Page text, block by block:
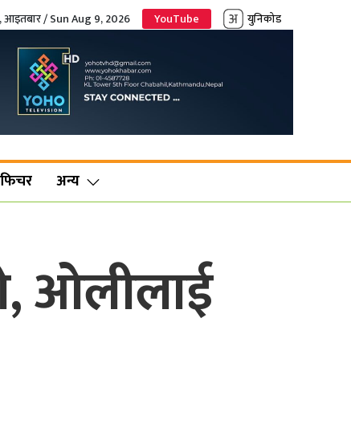
आइतबार / Sun Aug 9, 2026 YouTube युनिकोड
अन्य
ओलीलाई